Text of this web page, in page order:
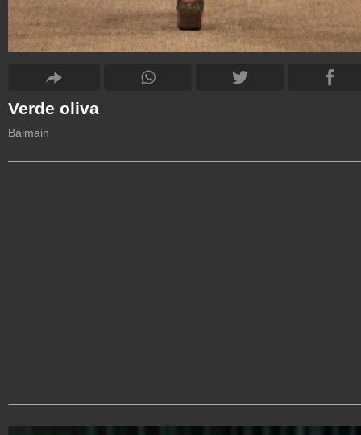
Verde oliva
Balmain